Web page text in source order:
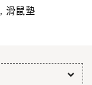
, 滑鼠墊